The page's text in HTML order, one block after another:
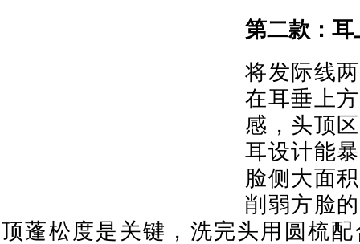
第二款：
将发际线
在耳垂上
感，头顶
耳设计能
脸侧大面
削弱方脸
顶蓬松度是关键，洗完头用圆梳